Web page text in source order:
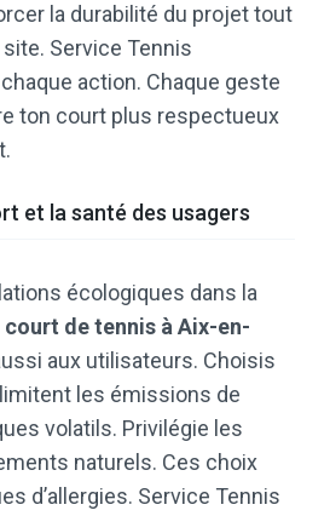
la durabilité du projet tout
Service Tennis
action. Chaque geste
ton court plus respectueux
et la santé des usagers
écologiques dans la
de tennis à Aix-en-
aux utilisateurs. Choisis
les émissions de
volatils. Privilégie les
naturels. Ces choix
d’allergies. Service Tennis